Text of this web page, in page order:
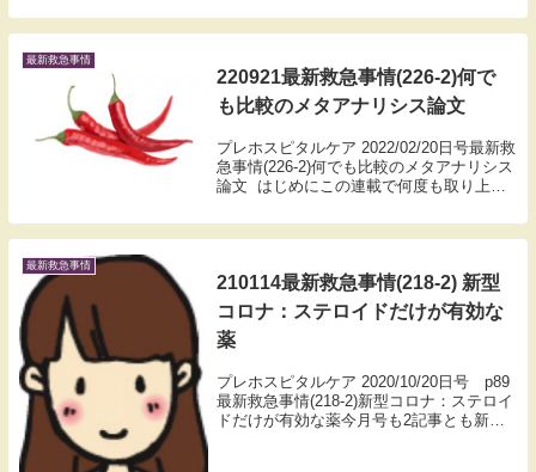
ご購読はこちらから今や多くの事業所で使
われているドローン。ニュ...
最新救急事情
220921最新救急事情(226-2)何で
も比較のメタアナリシス論文
プレホスピタルケア 2022/02/20日号最新救
急事情(226-2)何でも比較のメタアナリシス
論文 はじめにこの連載で何度も取り上げ
集めて融合させ、一つの結論を導くもので
ある。さまざまな論文が出てい...
最新救急事情
210114最新救急事情(218-2) 新型
コロナ：ステロイドだけが有効な
薬
プレホスピタルケア 2020/10/20日号 p89
最新救急事情(218-2)新型コロナ：ステロイ
ドだけが有効な薬今月号も2記事とも新型